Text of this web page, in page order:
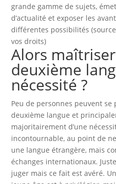
grande gamme de sujets,
d’actualité et exposer les
différentes possibilités
vos droits)
Alors
deuxième
nécessité ?
Peu de personnes peuvent
deuxième langue et
majoritairement d’une
incontournable, au point de
une langue étrangère, mais
échanges internationaux.
juger mais ce fait est avéré.